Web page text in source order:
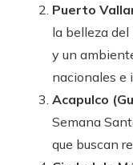
Puerto
la belleza
y un
nacionales e
Acapulco
Semana
que buscan